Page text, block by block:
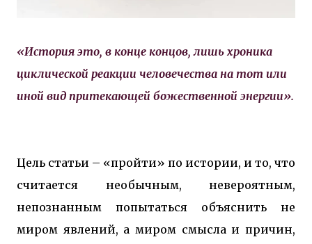
«История это, в конце концов, лишь хроника
циклической реакции человечества на тот или
иной вид притекающей божественной энергии».
Цель статьи – «пройти» по истории, и то, что
считается необычным, невероятным,
непознанным попытаться объяснить не
миром явлений, а миром смысла и причин,